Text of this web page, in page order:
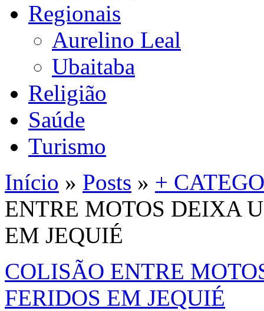
Regionais
Aurelino Leal
Ubaitaba
Religião
Saúde
Turismo
Início » Posts » +
ENTRE MOTOS DEIXA
EM JEQUIÉ
COLISÃO ENTRE
FERIDOS EM JEQUIÉ